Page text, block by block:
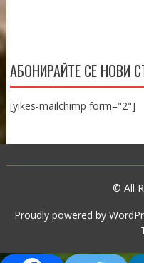
АБОНИРАЙТЕ СЕ НОВИ
[yikes-mailchimp form="2"]
© All
Proudly powered by